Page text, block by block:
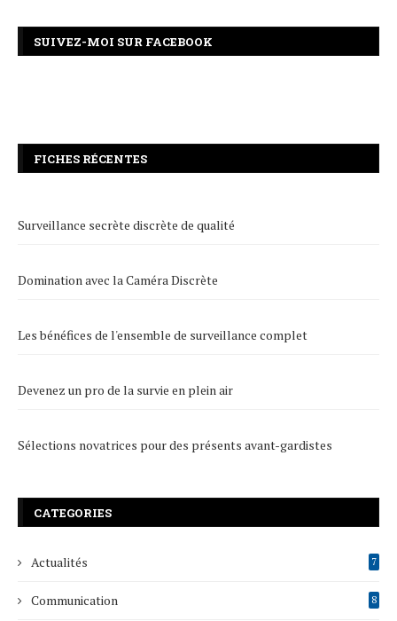
SUIVEZ-MOI SUR FACEBOOK
FICHES RÉCENTES
Surveillance secrète discrète de qualité
Domination avec la Caméra Discrète
Les bénéfices de l'ensemble de surveillance complet
Devenez un pro de la survie en plein air
Sélections novatrices pour des présents avant-gardistes
CATEGORIES
Actualités 7
Communication 8